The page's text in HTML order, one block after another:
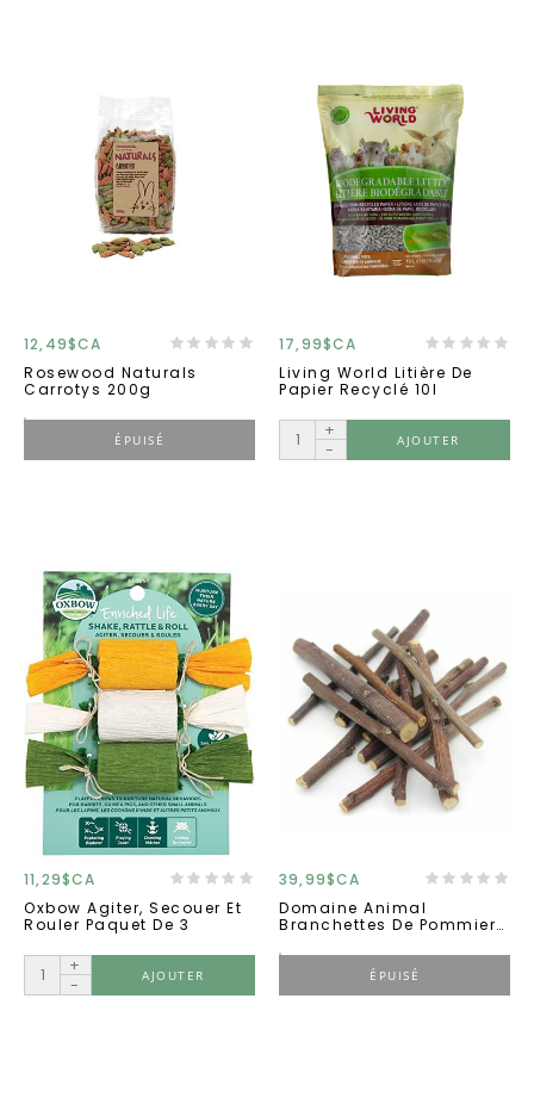
12,49$CA
Rosewood Naturals
Carrotys 200g
ÉPUISÉ
17,99$CA
Living World Litière De
Papier Recyclé 10l
+
-
AJOUTER
11,29$CA
Oxbow Agiter, Secouer Et
Rouler Paquet De 3
+
-
AJOUTER
39,99$CA
Domaine Animal
Branchettes De Pommier
ÉPUISÉ